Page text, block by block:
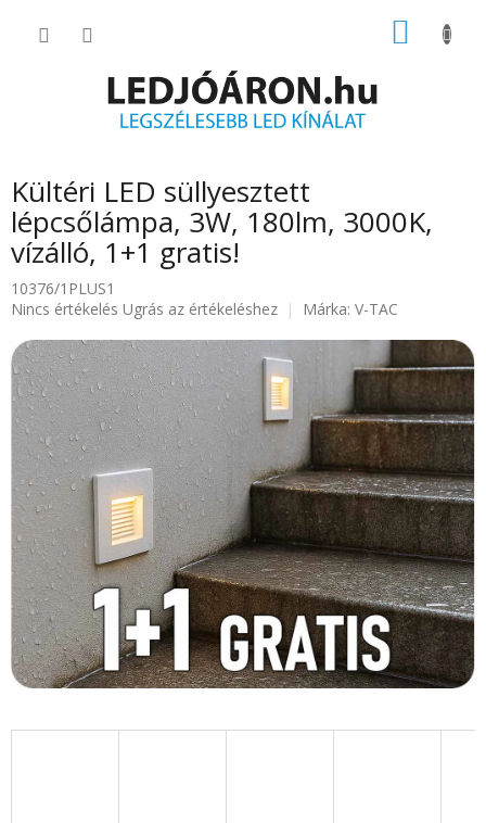
KOSÁR
Kültéri LED süllyesztett
lépcsőlámpa, 3W, 180lm, 3000K,
vízálló, 1+1 gratis!
10376/1PLUS1
A
átlagos
értékelése
5-
ből
0.0
csillag.
Nincs értékelés Ugrás az értékeléshez Márka: V-TAC